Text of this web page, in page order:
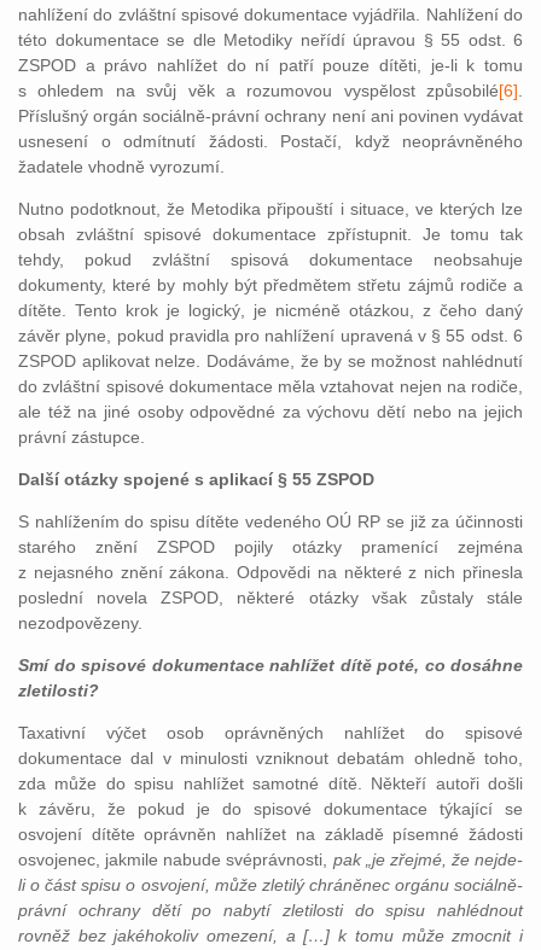
nahlížení do zvláštní spisové dokumentace vyjádřila. Nahlížení do
této dokumentace se dle Metodiky neřídí úpravou § 55 odst. 6
ZSPOD a právo nahlížet do ní patří pouze dítěti, je-li k tomu
s ohledem na svůj věk a rozumovou vyspělost způsobilé[6]
Příslušný orgán sociálně-právní ochrany není ani povinen vydávat
usnesení o odmítnutí žádosti. Postačí, když neoprávněného
žadatele vhodně vyrozumí.
Nutno podotknout, že Metodika připouští i situace, ve kterých lze
obsah zvláštní spisové dokumentace zpřístupnit. Je tomu tak
tehdy, pokud zvláštní spisová dokumentace neobsahuje
dokumenty, které by mohly být předmětem střetu zájmů rodiče a
dítěte. Tento krok je logický, je nicméně otázkou, z čeho daný
závěr plyne, pokud pravidla pro nahlížení upravená v § 55 odst. 6
ZSPOD aplikovat nelze. Dodáváme, že by se možnost nahlédnutí
do zvláštní spisové dokumentace měla vztahovat nejen na rodiče,
ale též na jiné osoby odpovědné za výchovu dětí nebo na jejich
právní zástupce.
Další otázky spojené s aplikací § 55 ZSPOD
S nahlížením do spisu dítěte vedeného OÚ RP se již za účinnosti
starého znění ZSPOD pojily otázky pramenící zejména
z nejasného znění zákona. Odpovědi na některé z nich přinesla
poslední novela ZSPOD, některé otázky však zůstaly stále
nezodpovězeny.
Smí do spisové dokumentace nahlížet dítě poté, co dosáhne
zletilosti?
Taxativní výčet osob oprávněných nahlížet do spisové
dokumentace dal v minulosti vzniknout debatám ohledně toho,
zda může do spisu nahlížet samotné dítě. Někteří autoři došli
k závěru, že pokud je do spisové dokumentace týkající se
osvojení dítěte oprávněn nahlížet na základě písemné žádosti
osvojenec, jakmile nabude svéprávnosti, pak „je zřejmé, že nejde-
li o část spisu o osvojení, může zletilý chráněnec orgánu sociálně-
právní ochrany dětí po nabytí zletilosti do spisu nahlédnout
rovněž bez jakéhokoliv omezení, a […] k tomu může zmocnit i